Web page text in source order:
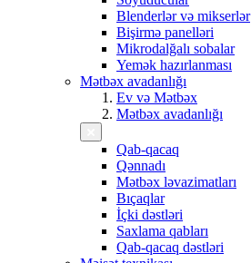
Blenderlər və mikserlər
Bişirmə panelləri
Mikrodalğalı sobalar
Yemək hazırlanması
Mətbəx avadanlığı
Ev və Mətbəx
Mətbəx avadanlığı
Qab-qacaq
Qənnadı
Mətbəx ləvazimatları
Bıçaqlar
İçki dəstləri
Saxlama qabları
Qab-qacaq dəstləri